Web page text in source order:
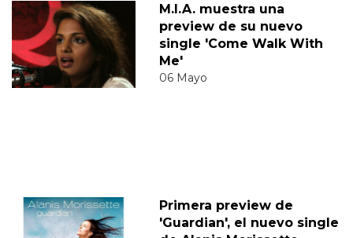
M.I.A. muestra una
preview de su nuevo
single 'Come Walk With
Me'
06 Mayo
Primera preview de
'Guardian', el nuevo single